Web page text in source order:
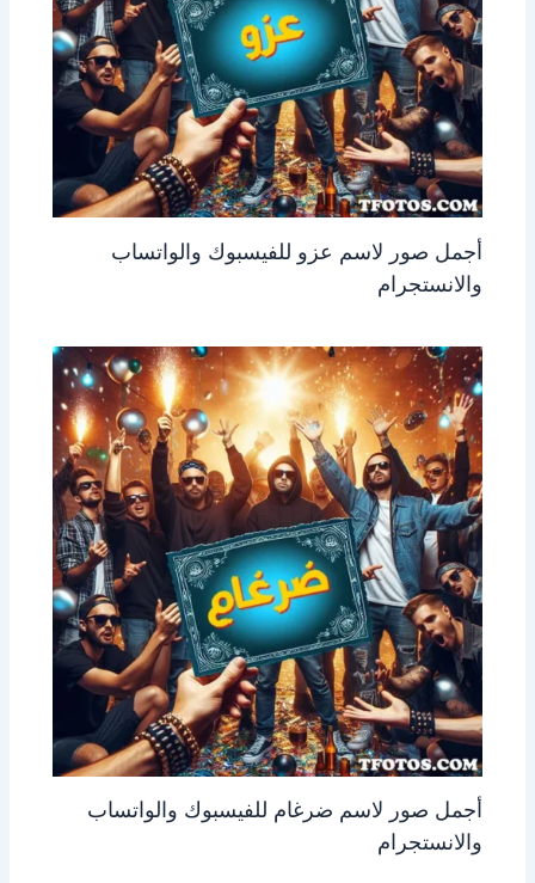
أجمل صور لاسم عزو للفيسبوك والواتساب
والانستجرام
أجمل صور لاسم ضرغام للفيسبوك والواتساب
والانستجرام